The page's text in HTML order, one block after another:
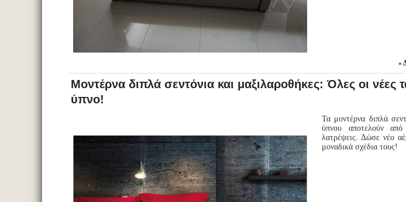
Μοντέρνα διπλά σεντόνια και μαξιλαροθήκες: Όλες οι νέες
ύπνο!
Τα μοντέρνα διπλά
ύπνου αποτελούν
λατρέψεις. Δώσε νέο
μοναδικά σχέδια τους!